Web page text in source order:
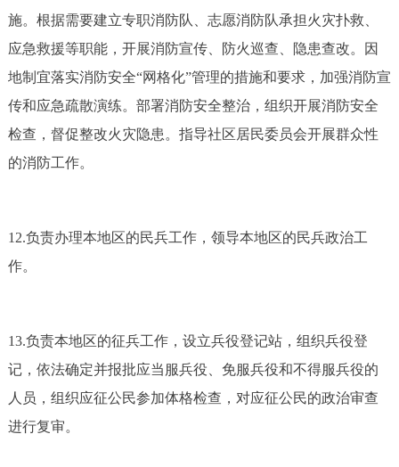
施。根据需要建立专职消防队、志愿消防队承担火灾扑救、
应急救援等职能，开展消防宣传、防火巡查、隐患查改。因
地制宜落实消防安全“网格化”管理的措施和要求，加强消防宣
传和应急疏散演练。部署消防安全整治，组织开展消防安全
检查，督促整改火灾隐患。指导社区居民委员会开展群众性
的消防工作。
12.负责办理本地区的民兵工作，领导本地区的民兵政治工
作。
13.负责本地区的征兵工作，设立兵役登记站，组织兵役登
记，依法确定并报批应当服兵役、免服兵役和不得服兵役的
人员，组织应征公民参加体格检查，对应征公民的政治审查
进行复审。